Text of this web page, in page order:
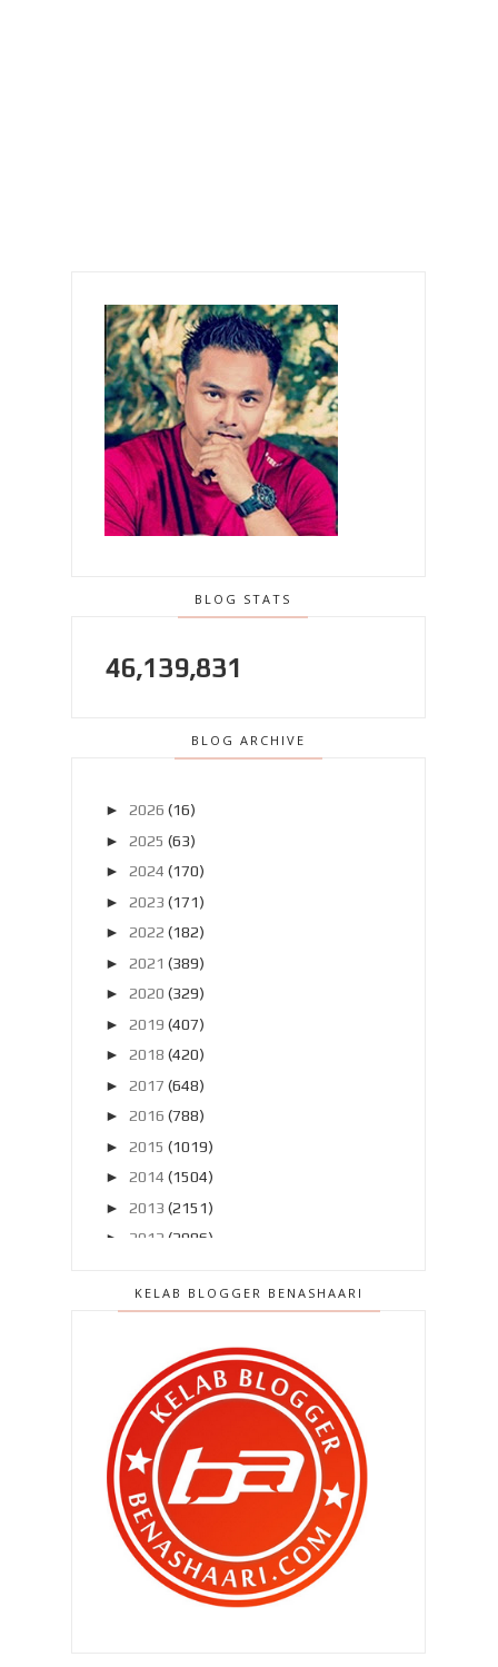
BLOG STATS
46,139,831
BLOG ARCHIVE
► 2026 (16)
► 2025 (63)
► 2024 (170)
► 2023 (171)
► 2022 (182)
► 2021 (389)
► 2020 (329)
► 2019 (407)
► 2018 (420)
► 2017 (648)
► 2016 (788)
► 2015 (1019)
► 2014 (1504)
► 2013 (2151)
► 2012 (2986)
▼ Disember 2011(303)
dan selepas !
Chef Wan tutup akaun FB ! Aku
sokong !!
Tom Cruise melepaskan watak hero
Ethan Hunt pada ...
10 blog terakhir 2011 Pilihan BEN
ASHAARI
Pagar makan padi ? Ada ke pagar yg
KELAB BLOGGER BENASHAARI